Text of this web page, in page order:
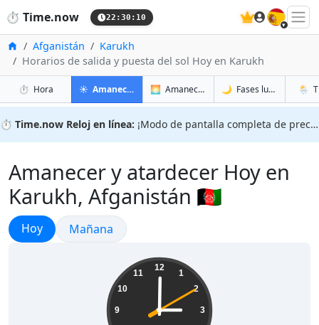
⏱️ Time.now 22:30:11 🇪🇸
InicioAfganistán
Karukh
Horarios de salida y puesta del sol Hoy en Karukh
⏱️ Horaen Karukh
☀️ Amanecer y atardecer en Karukh
🌅 Amanecer y atardecer mañana en
🌙 Fases lunares en🌦️
⏱️ Time.now Reloj en línea: ¡Modo de pantalla completa de precisión!
Amanecer y atardecer Hoy en
Karukh, Afganistán 🇦🇫
Amanecer y atardecer
Hoy Amanecer y atardecer
Mañana
12
1
2
3
9
10
11